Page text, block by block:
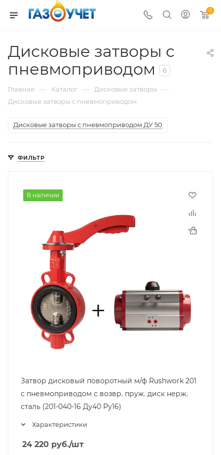
0
Дисковые затворы с
пневмоприводом
6
Главная — Каталог — Дисковые затворы —
Дисковые затворы с пневмоприводом
Дисковые затворы с пневмоприводом ДУ 50
ФИЛЬТР
В наличии
Затвор дисковый поворотный м/ф Rushwork 201
с пневмоприводом с возвр. пруж. диск нерж.
сталь (201-040-16 Ду40 Ру16)
Характеристики
24 220 руб./шт